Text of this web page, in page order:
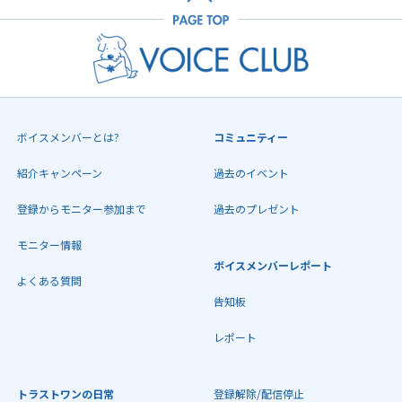
ボイスメンバーとは?
紹介キャンペーン
登録からモニター参加まで
モニター情報
よくある質問
コミュニティー
過去のイベント
過去のプレゼント
ボイスメンバーレポート
告知板
レポート
トラストワンの日常 登録解除/配信停止